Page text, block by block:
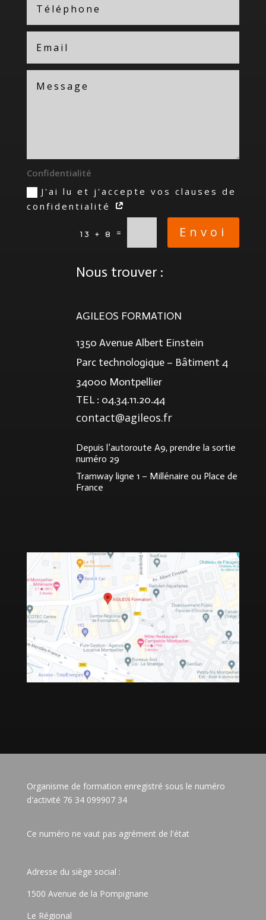
Confidentialité
J'ai lu et j'accepte vos clauses de
confidentialité
13 + 8 = Envoi
Nous trouver :
AGILEOS FORMATION
1350 Avenue Albert Einstein
Parc technologique – Bâtiment 4
34000 Montpellier
TEL : 04.34.11.20.44
contact@agileos.fr
Depuis l’autoroute A9, prendre la sortie
numéro 29
Tramway ligne 1 – Millénaire ou Place de
France
Organisme de formation enregistré sous le numéro
d'activité 76 34 099907 34
Ce numéro ne vaut pas agrément de l'état
Adresse du siège social :
1500 Avenue de la Pompignane
Le Régional